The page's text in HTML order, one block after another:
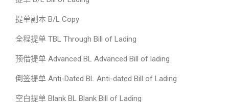
提单副本 B/L Copy
全程提单 TBL Through Bill of Lading
预借提单 Advanced BL Advanced Bill of lading
倒签提单 Anti-Dated BL Anti-dated Bill of Lading
空白提单 Blank BL Blank Bill of Lading